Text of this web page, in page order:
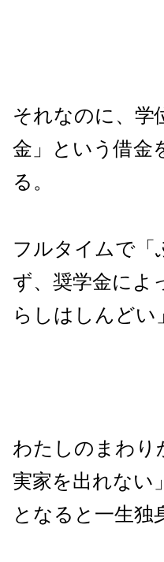
それなのに、学
金」という借金
る。
フルタイムで「
ず、奨学金によ
らしはしんど
わたしのまわり
実家を出れない
となると一生独